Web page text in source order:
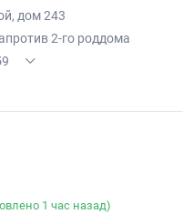
дом 243
2-го роддома
1 час назад)